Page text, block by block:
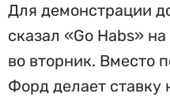
Для демонстрации
сказал «Go Habs»
во вторник. Вместо
Форд делает ставку